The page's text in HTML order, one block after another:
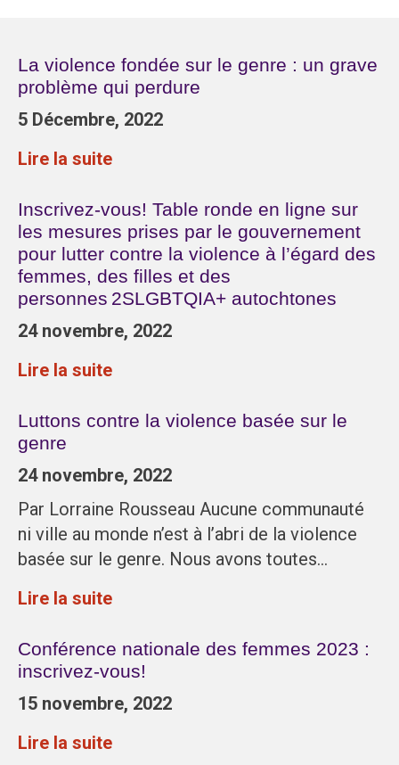
La violence fondée sur le genre : un grave
problème qui perdure
5 Décembre, 2022
Lire la suite
Inscrivez-vous! Table ronde en ligne sur
les mesures prises par le gouvernement
pour lutter contre la violence à l’égard des
femmes, des filles et des
personnes 2SLGBTQIA+ autochtones
24 novembre, 2022
Lire la suite
Luttons contre la violence basée sur le
genre
24 novembre, 2022
Par Lorraine Rousseau Aucune communauté
ni ville au monde n’est à l’abri de la violence
basée sur le genre. Nous avons toutes…
Lire la suite
Conférence nationale des femmes 2023 :
inscrivez-vous!
15 novembre, 2022
Lire la suite